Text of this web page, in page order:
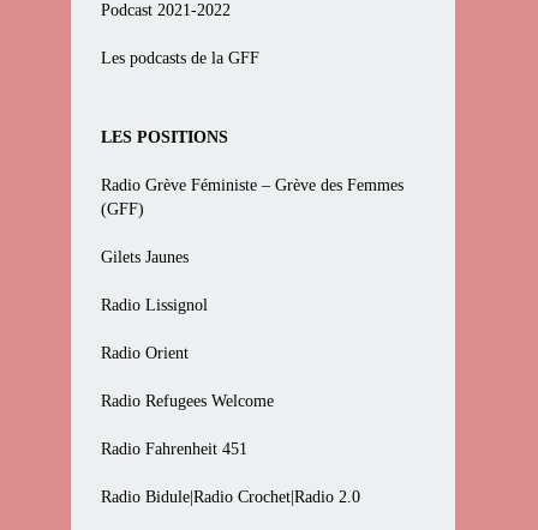
Podcast 2021-2022
Les podcasts de la GFF
LES POSITIONS
Radio Grève Féministe – Grève des Femmes
(GFF)
Gilets Jaunes
Radio Lissignol
Radio Orient
Radio Refugees Welcome
Radio Fahrenheit 451
Radio Bidule|Radio Crochet|Radio 2.0